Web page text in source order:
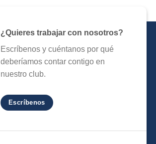
¿Quieres trabajar con nosotros?
Escríbenos y cuéntanos por qué
deberíamos contar contigo en
nuestro club.
Escríbenos